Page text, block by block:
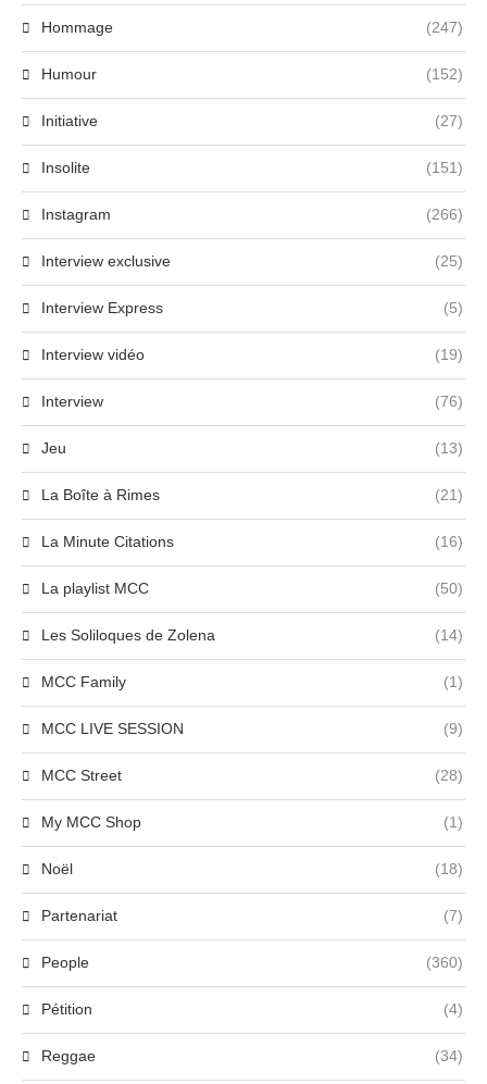
Hommage (247)
Humour (152)
Initiative (27)
Insolite (151)
Instagram (266)
Interview exclusive (25)
Interview Express (5)
Interview vidéo (19)
Interview (76)
Jeu (13)
La Boîte à Rimes (21)
La Minute Citations (16)
La playlist MCC (50)
Les Soliloques de Zolena (14)
MCC Family (1)
MCC LIVE SESSION (9)
MCC Street (28)
My MCC Shop (1)
Noël (18)
Partenariat (7)
People (360)
Pétition (4)
Reggae (34)